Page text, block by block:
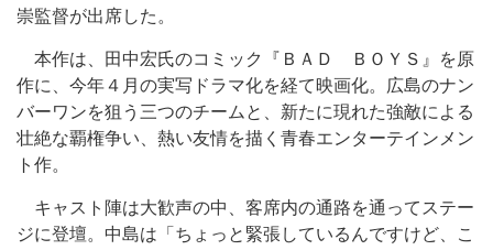
崇監督が出席した。
本作は、田中宏氏のコミック『ＢＡＤ ＢＯＹＳ』を原
作に、今年４月の実写ドラマ化を経て映画化。広島のナン
バーワンを狙う三つのチームと、新たに現れた強敵による
壮絶な覇権争い、熱い友情を描く青春エンターテインメン
ト作。
キャスト陣は大歓声の中、客席内の通路を通ってステー
ジに登壇。中島は「ちょっと緊張しているんですけど、こ